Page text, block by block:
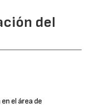
del
el área de